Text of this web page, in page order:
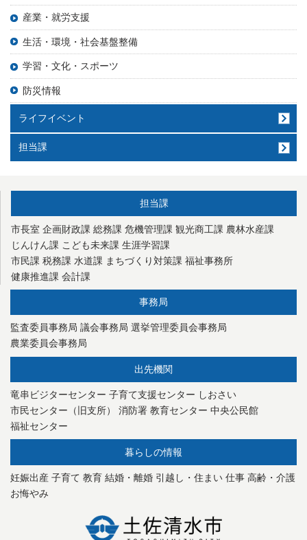
産業・就労支援
生活・環境・社会基盤整備
学習・文化・スポーツ
防災情報
ライフイベント
担当課
担当課
市長室 企画財政課 総務課 危機管理課 観光商工課 農林水産課
じんけん課 こども未来課 生涯学習課
市民課 税務課 水道課 まちづくり対策課 福祉事務所
健康推進課 会計課
事務局
監査委員事務局 議会事務局 選挙管理委員会事務局
農業委員会事務局
出先機関
竜串ビジターセンター 子育て支援センター しおさい
市民センター（旧支所）
消防署 教育センター 中央公民館
福祉センター
暮らしの情報
妊娠出産 子育て 教育 結婚・離婚 引越し・住まい 仕事 高齢・介護
お悔やみ